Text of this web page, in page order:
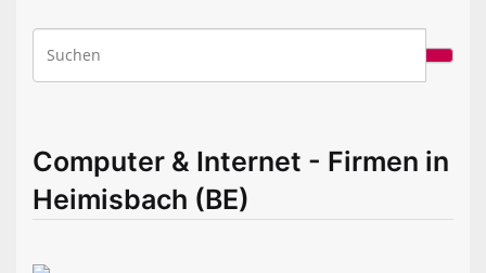
Computer & Internet - Firmen in
Heimisbach (BE)